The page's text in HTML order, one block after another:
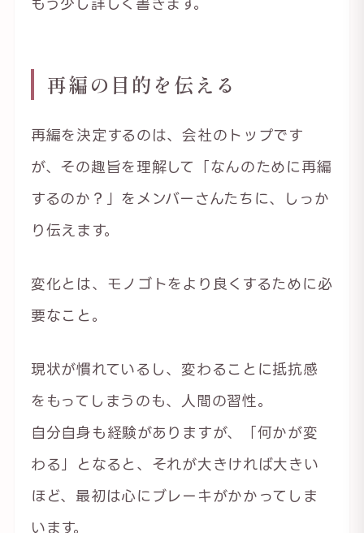
再編の目的を伝える
再編を決定するのは、会社のトップです
が、その趣旨を理解して「なんのために再編
するのか？」をメンバーさんたちに、しっか
り伝えます。
変化とは、モノゴトをより良くするために必
要なこと。
現状が慣れているし、変わることに抵抗感
をもってしまうのも、人間の習性。
自分自身も経験がありますが、「何かが変
わる」となると、それが大きければ大きい
ほど、最初は心にブレーキがかかってしま
います。